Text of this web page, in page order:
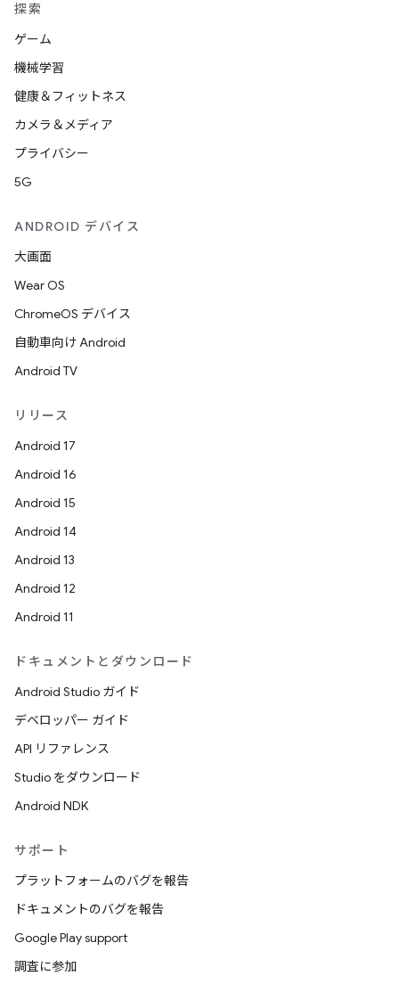
探索
ゲーム
機械学習
健康＆フィットネス
カメラ＆メディア
プライバシー
5G
ANDROID デバイス
大画面
Wear OS
ChromeOS デバイス
自動車向け Android
Android TV
リリース
Android 17
Android 16
Android 15
Android 14
Android 13
Android 12
Android 11
ドキュメントとダウンロード
Android Studio ガイド
デベロッパー ガイド
API リファレンス
Studio をダウンロード
Android NDK
サポート
プラットフォームのバグを報告
ドキュメントのバグを報告
Google Play support
調査に参加